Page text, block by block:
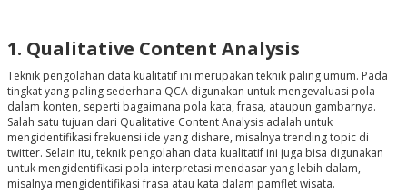
1. Qualitative Content Analysis
Teknik pengolahan data kualitatif ini merupakan teknik paling umum. Pada
tingkat yang paling sederhana QCA digunakan untuk mengevaluasi pola
dalam konten, seperti bagaimana pola kata, frasa, ataupun gambarnya.
Salah satu tujuan dari Qualitative Content Analysis adalah untuk
mengidentifikasi frekuensi ide yang dishare, misalnya trending topic di
twitter. Selain itu, teknik pengolahan data kualitatif ini juga bisa digunakan
untuk mengidentifikasi pola interpretasi mendasar yang lebih dalam,
misalnya mengidentifikasi frasa atau kata dalam pamflet wisata.